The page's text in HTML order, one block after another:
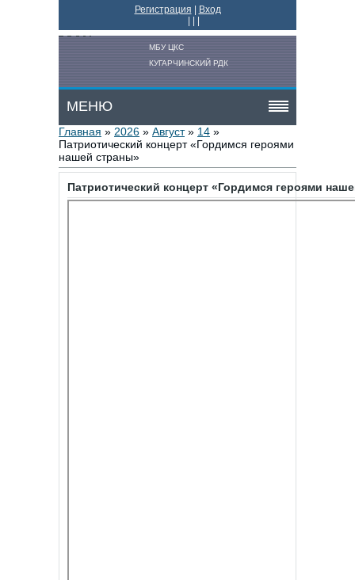
Регистрация
Вход
МБУ ЦКС
КУГАРЧИНСКИЙ РДК
МЕНЮ
Главная » 2026 » Август » 14 »
Патриотический концерт «Гордимся героями
нашей страны»
Патриотический концерт «Гордимся героями